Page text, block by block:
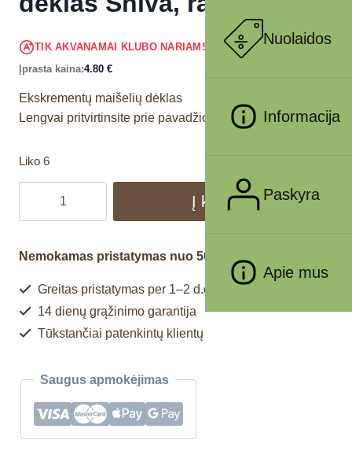
Nuolaidos
Informacija
Paskyra
Apie mus
TIK AKVANAMAI KLUBO NARIAMS 4.56€
Įprasta kaina:4.80 €
Ekskrementų maišelių dėklas
Lengvai pritvirtinsite prie pavadžio
Liko 6
Į krepšelį
Nemokamas pristatymas nuo 50€
Greitas pristatymas per 1–2 d.d.
14 dienų grąžinimo garantija
Tūkstančiai patenkintų klientų
Saugus apmokėjimas